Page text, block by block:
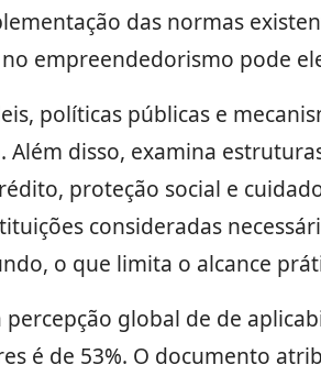
das normas
empreendedorismo pode
políticas públicas e
disso, examina
proteção social e
consideradas
o que limita o alcance
percepção global de de
é de 53%. O documento